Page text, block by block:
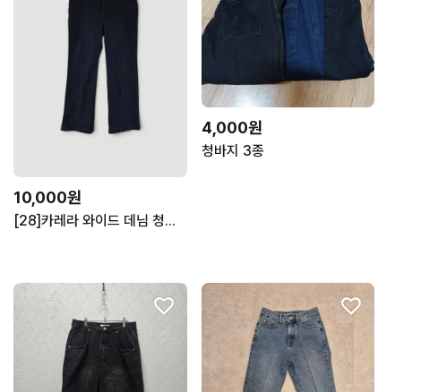
10,000원
[28]카레라 와이드 데님 청바지 스판 여성
4,000원
청바지 3종